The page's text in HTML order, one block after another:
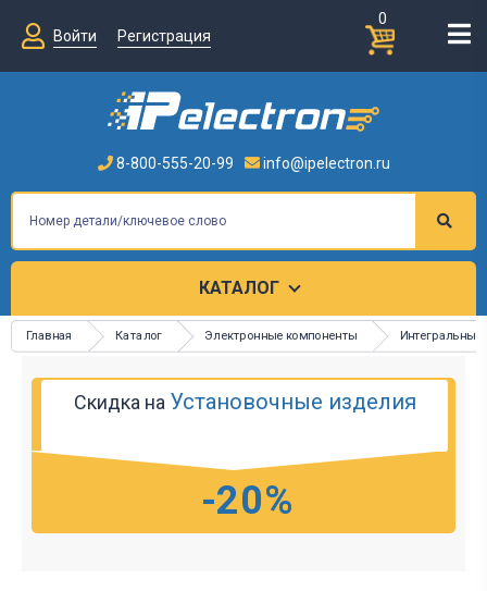
0
Войти
Регистрация
8-800-555-20-99 info@ipelectron.ru
КАТАЛОГ
Главная Каталог Электронные компоненты Интегральные
Скидка на Установочные изделия
-20%